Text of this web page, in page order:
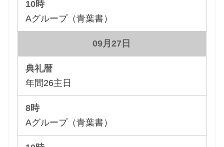
Aグループ（青葉書）
09月27日
年間26主日
Aグループ（青葉書）